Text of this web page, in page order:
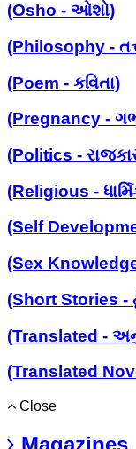
(Osho - ઓશો)
(Philosophy -
(Poem - કવિતા)
(Pregnancy -
(Politics -
(Religious -
(Self
(Sex
(Short Stories -
(Translated -
(Translated
Close
Magazines